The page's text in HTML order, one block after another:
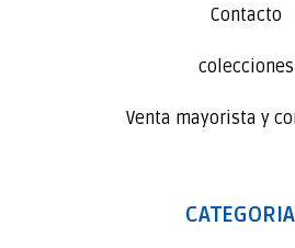
Contacto
colecciones
Venta mayorista y